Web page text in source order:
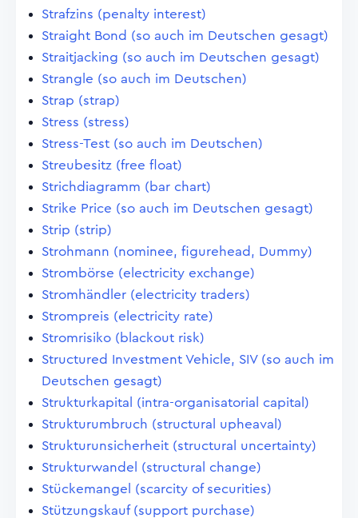
Strafzins (penalty interest)
Straight Bond (so auch im Deutschen gesagt)
Straitjacking (so auch im Deutschen gesagt)
Strangle (so auch im Deutschen)
Strap (strap)
Stress (stress)
Stress-Test (so auch im Deutschen)
Streubesitz (free float)
Strichdiagramm (bar chart)
Strike Price (so auch im Deutschen gesagt)
Strip (strip)
Strohmann (nominee, figurehead, Dummy)
Strombörse (electricity exchange)
Stromhändler (electricity traders)
Strompreis (electricity rate)
Stromrisiko (blackout risk)
Structured Investment Vehicle, SIV (so auch im
Deutschen gesagt)
Strukturkapital (intra-organisatorial capital)
Strukturumbruch (structural upheaval)
Strukturunsicherheit (structural uncertainty)
Strukturwandel (structural change)
Stückemangel (scarcity of securities)
Stützungskauf (support purchase)